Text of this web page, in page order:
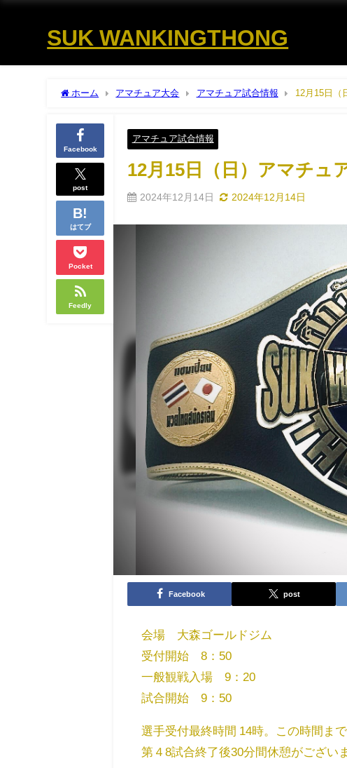
SUK WANKINGTHONG
ホーム アマチュア大会 アマチュア試合情報 12月15日（
Facebook
post
はてブ
Pocket
Feedly
アマチュア試合情報
12月15日（日）アマチュ
2024年12月14日 2024年12月14日
Facebook post
会場 大森ゴールドジム
受付開始 8：50
一般観戦入場 9：20
試合開始 9：50
選手受付最終時間 14時。この時間ま
第４8試合終了後30分間休憩がござい